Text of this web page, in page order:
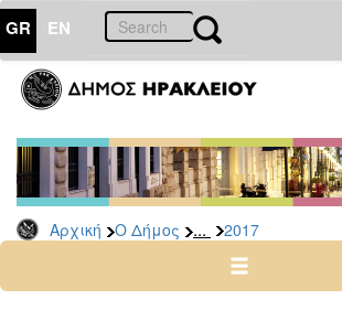
GR EN
Αρχική Ο Δήμος ... 2017
ΔΗΜΟΣ
Δελτία
Τύπου
Αρχείο
2026
2024